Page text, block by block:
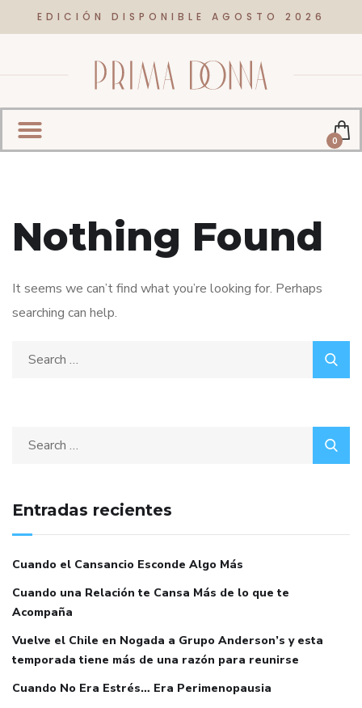
EDICIÓN DISPONIBLE AGOSTO 2026
0
Nothing Found
It seems we can’t find what you’re looking for. Perhaps
searching can help.
Entradas recientes
Cuando el Cansancio Esconde Algo Más
Cuando una Relación te Cansa Más de lo que te
Acompaña
Vuelve el Chile en Nogada a Grupo Anderson’s y esta
temporada tiene más de una razón para reunirse
Cuando No Era Estrés… Era Perimenopausia